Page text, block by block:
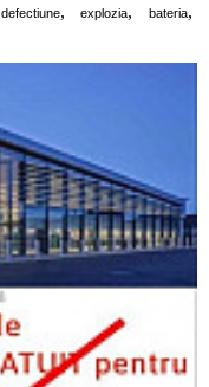
defectiune, explozia, bateria,